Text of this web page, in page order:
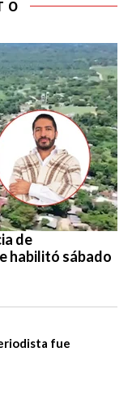
de
habilitó sábado
fue